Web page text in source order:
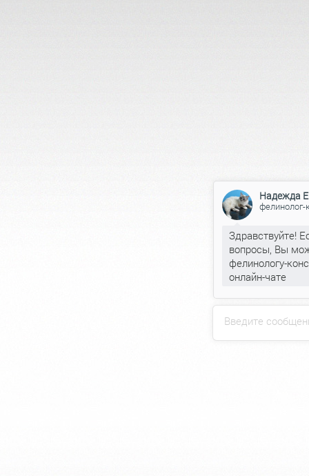
Введите
Надежда
фелинолог-
Здравствуйте!
вопросы, Вы
фелинологу-
онлайн-чате